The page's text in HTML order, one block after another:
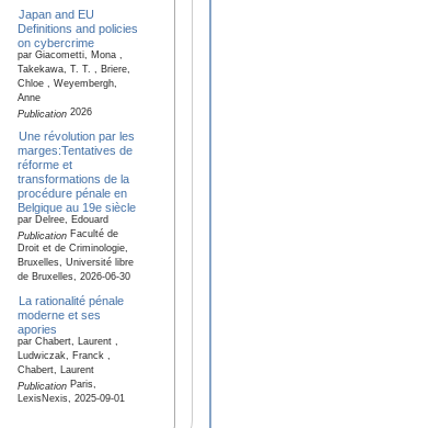
Japan and EU
Definitions and policies
on cybercrime
par Giacometti, Mona ,
Takekawa, T. T. , Briere,
Chloe , Weyembergh,
Anne
Publication2026
Une révolution par les
marges:Tentatives de
réforme et
transformations de la
procédure pénale en
Belgique au 19e siècle
par Delree, Edouard
PublicationFaculté de
Droit et de Criminologie,
Bruxelles, Université libre
de Bruxelles, 2026-06-30
La rationalité pénale
moderne et ses
apories
par Chabert, Laurent ,
Ludwiczak, Franck ,
Chabert, Laurent
PublicationParis,
LexisNexis, 2025-09-01